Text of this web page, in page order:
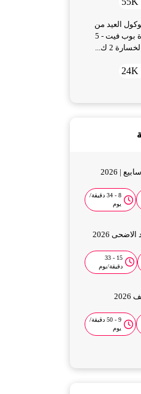
العيد من
سارة بوب فيت - 5
2 ك...
8 - 34 دقيقة/
يوم
2026
15 - 33
دقيقة/يوم
9 - 50 دقيقة/
يوم